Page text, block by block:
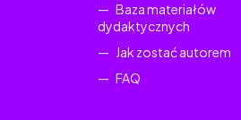
Baza materiałów
dydaktycznych
Jak zostać autorem
FAQ